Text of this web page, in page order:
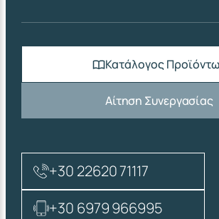
Κατάλογος
Αίτηση Συνεργασίας
+30 22620 71117
+30 6979 966995